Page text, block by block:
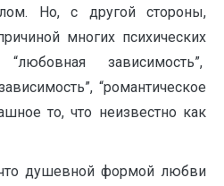
Но, с другой стороны,
многих психических
зависимость”,
“романтическое
то, что неизвестно как
душевной формой любви